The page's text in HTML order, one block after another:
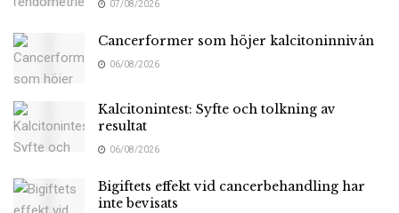
07/08/2026
Cancerformer som höjer kalcitoninnivån
06/08/2026
Kalcitonintest: Syfte och tolkning av
resultat
06/08/2026
Bigiftets effekt vid cancerbehandling har
inte bevisats